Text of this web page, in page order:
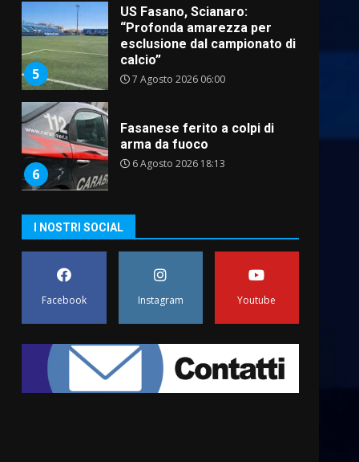
6
Fasanese ferito a colpi di
arma da fuoco
6 Agosto 2026 18:13
7
piano di aperture
straordinarie del Comune di
Fasano
ufficialmente la Festa di
Savelletri
8 Agosto 2026 11:00
Savelletri in festa, domani
Uccio De Santis
8 Agosto 2026 07:30
I NOSTRI SOCIAL
Facebook Instagram Youtube